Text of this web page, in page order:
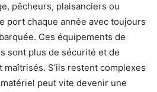
pêcheurs, plaisanciers ou
port chaque année avec toujours
Ces équipements de
sont plus de sécurité et de
S’ils restent complexes
peut vite devenir une